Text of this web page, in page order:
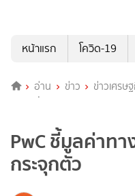
หน้าแรก
โควิด-19
อ่าน ข่าว ข่าวเศรษ
กระจุกตัว
PwC ชี้มูลค่าท
กระจุกตัว